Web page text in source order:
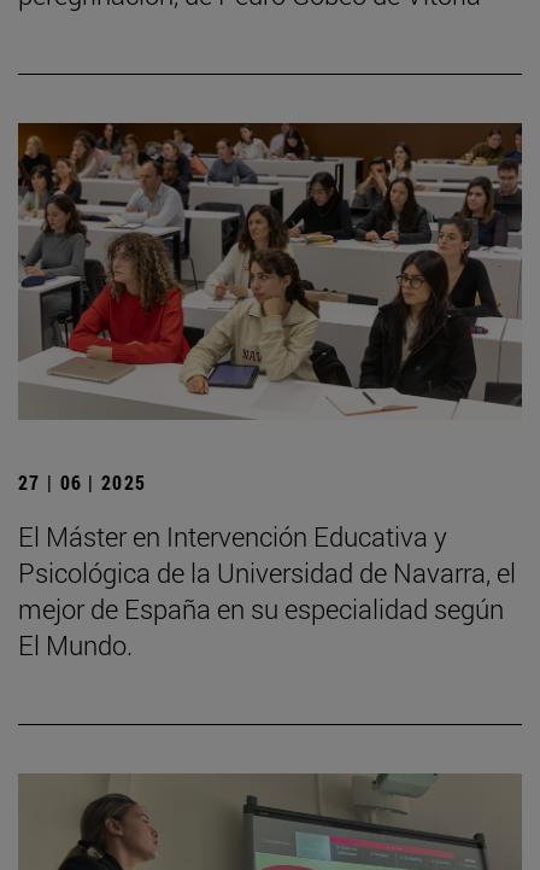
27 | 06 | 2025
El Máster en Intervención Educativa y
Psicológica de la Universidad de Navarra, el
mejor de España en su especialidad según
El Mundo.